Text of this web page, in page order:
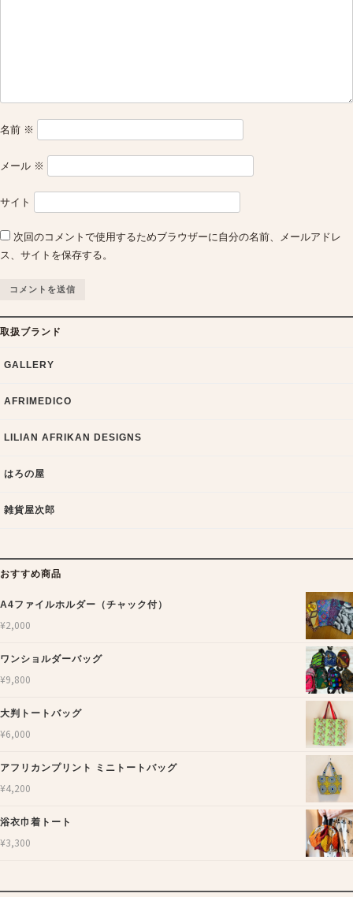
名前 ※
メール ※
サイト
次回のコメントで使用するためブラウザーに自分の名前、メールアドレ
ス、サイトを保存する。
取扱ブランド
GALLERY
AFRIMEDICO
LILIAN AFRIKAN DESIGNS
はろの屋
雑貨屋次郎
おすすめ商品
A4ファイルホルダー（チャック付）
¥2,000
ワンショルダーバッグ
¥9,800
大判トートバッグ
¥6,000
アフリカンプリント ミニトートバッグ
¥4,200
浴衣巾着トート
¥3,300